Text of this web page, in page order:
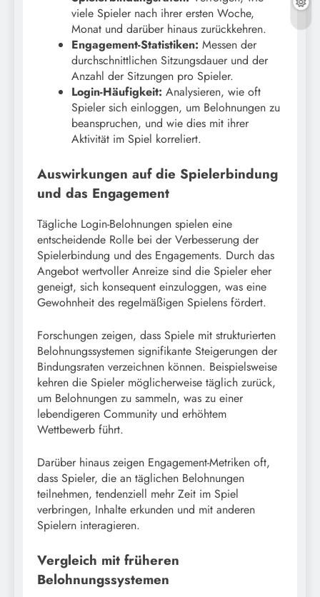
viele Spieler nach ihrer ersten Woche,
Monat und darüber hinaus zurückkehren.
Engagement-Statistiken: Messen der
durchschnittlichen Sitzungsdauer und der
Anzahl der Sitzungen pro Spieler.
Login-Häufigkeit: Analysieren, wie oft
Spieler sich einloggen, um Belohnungen zu
beanspruchen, und wie dies mit ihrer
Aktivität im Spiel korreliert.
Auswirkungen auf die Spielerbindung
und das Engagement
Tägliche Login-Belohnungen spielen eine
entscheidende Rolle bei der Verbesserung der
Spielerbindung und des Engagements. Durch das
Angebot wertvoller Anreize sind die Spieler eher
geneigt, sich konsequent einzuloggen, was eine
Gewohnheit des regelmäßigen Spielens fördert.
Forschungen zeigen, dass Spiele mit strukturierten
Belohnungssystemen signifikante Steigerungen der
Bindungsraten verzeichnen können. Beispielsweise
kehren die Spieler möglicherweise täglich zurück,
um Belohnungen zu sammeln, was zu einer
lebendigeren Community und erhöhtem
Wettbewerb führt.
Darüber hinaus zeigen Engagement-Metriken oft,
dass Spieler, die an täglichen Belohnungen
teilnehmen, tendenziell mehr Zeit im Spiel
verbringen, Inhalte erkunden und mit anderen
Spielern interagieren.
Vergleich mit früheren
Belohnungssystemen